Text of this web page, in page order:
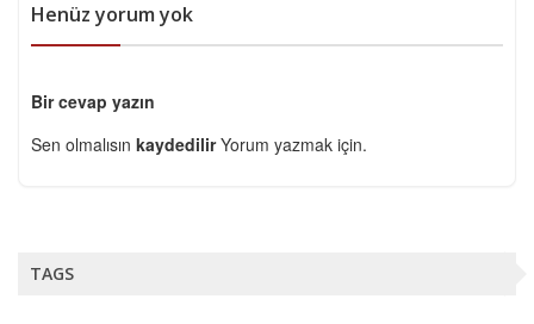
Henüz yorum yok
Bir cevap yazın
Sen olmalısın kaydedilirYorum yazmak için.
TAGS